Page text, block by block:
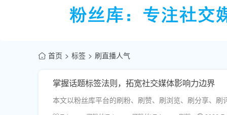
首页 标签 刷直播人气
掌握话题标签法则，拓宽社交媒体影响力边界
本文以粉丝库平台的刷粉、刷赞、刷浏览、刷分享、